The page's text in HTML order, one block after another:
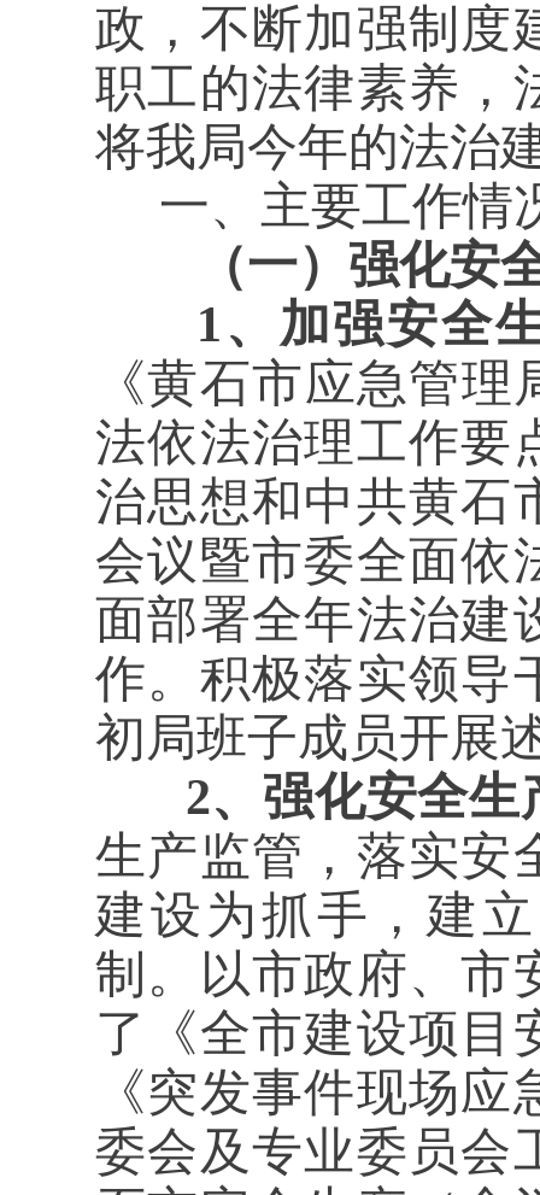
政，不断加强制度
职工的法律素养，
将我局今年的法治
一、 主要工作情
（一）强化安
1、加强安全
《黄石市应急管
法依法治理工作要
治思想和中共黄石
会议暨市委全面依
面部署全年法治建
作。积极落实领导
初局班子成员开展
2、强化安全生
生产监管，落实安
建设为抓手，建
制。以市政府、市
了《全市建设项目
《突发事件现场
委会及专业委员会